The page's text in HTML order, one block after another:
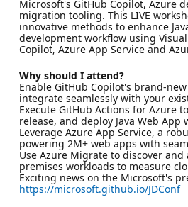
Microsoft's GitHub Copilot, Azure
migration tooling. This LIVE
innovative methods to enhance
development workflow using
Copilot, Azure App Service and
Why should I attend?
Enable GitHub Copilot's brand-
integrate seamlessly with your
Execute GitHub Actions for Azure
release, and deploy Java Web App
Leverage Azure App Service, a
powering 2M+ web apps with
Use Azure Migrate to discover and
premises workloads to measure
Exciting news on the Microsoft's
https://microsoft.github.io/JDConf